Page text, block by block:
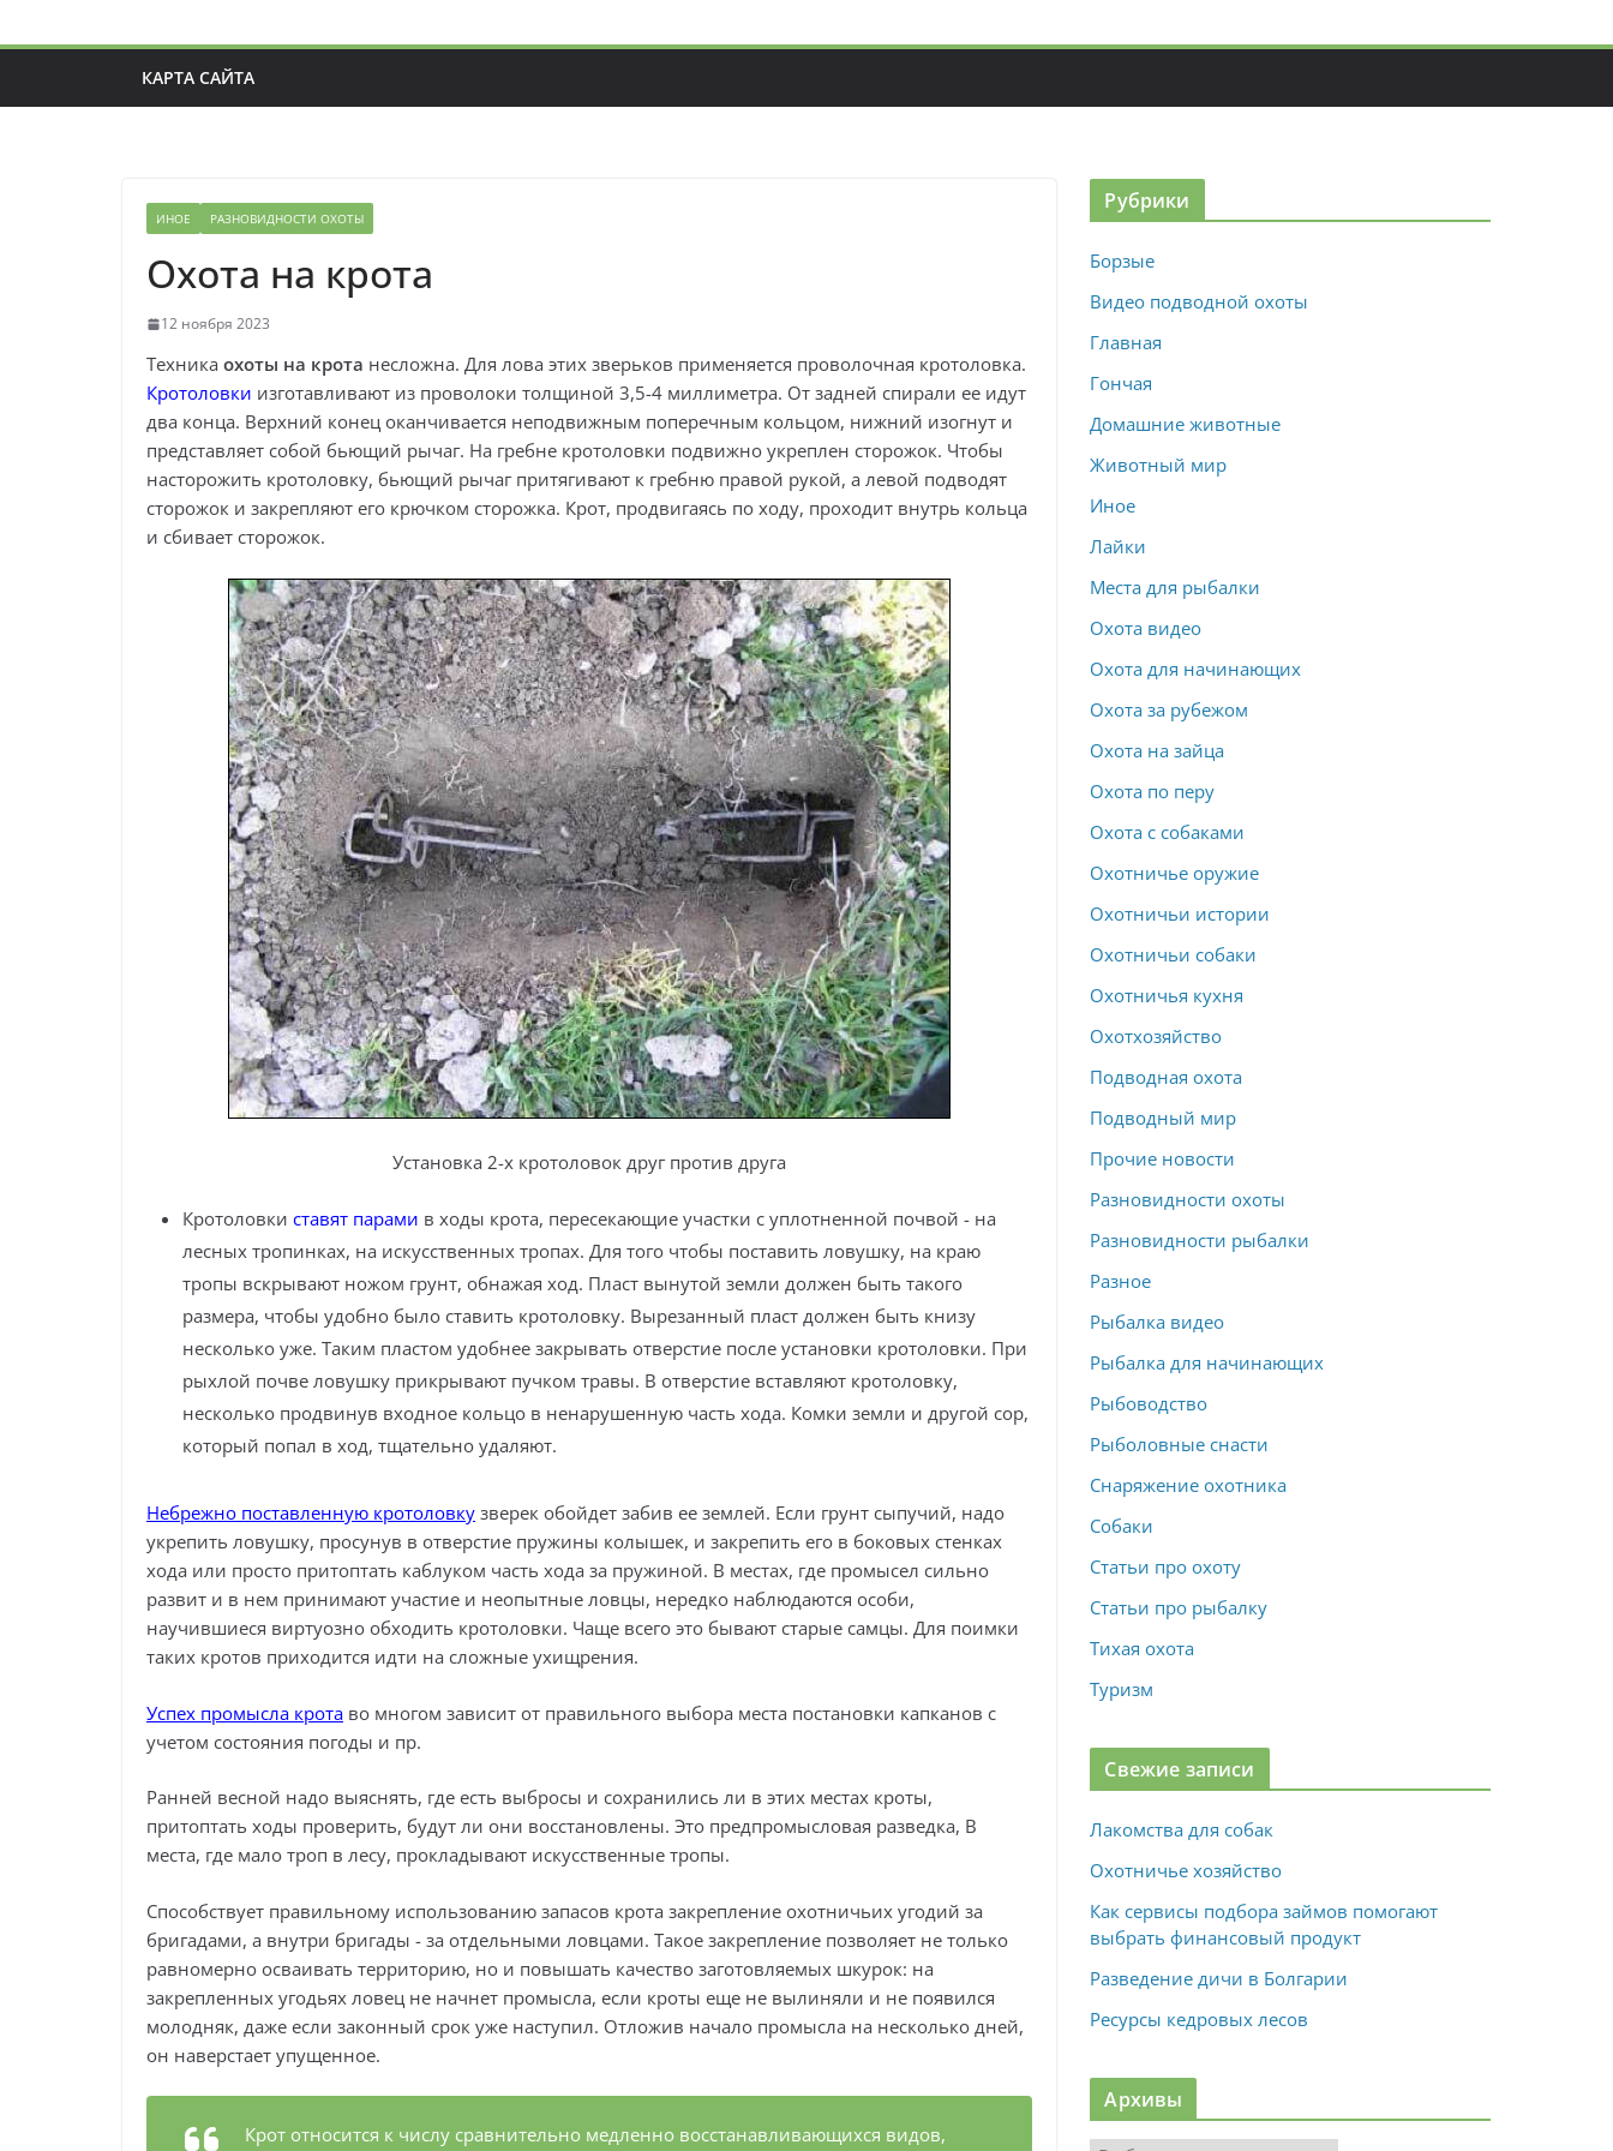
КАРТА САЙТА
ИНОЕ РАЗНОВИДНОСТИ ОХОТЫ
Охота на крота
12 ноября 2023
Техника охоты на крота несложна. Для лова этих зверьков применяется проволочная кротоловка.
Кротоловки изготавливают из проволоки толщиной 3,5-4 миллиметра. От задней спирали ее идут
два конца. Верхний конец оканчивается неподвижным поперечным кольцом, нижний изогнут и
представляет собой бьющий рычаг. На гребне кротоловки подвижно укреплен сторожок. Чтобы
насторожить кротоловку, бьющий рычаг притягивают к гребню правой рукой, а левой подводят
сторожок и закрепляют его крючком сторожка. Крот, продвигаясь по ходу, проходит внутрь кольца
и сбивает сторожок.
Установка 2-х кротоловок друг против друга
Кротоловки ставят парами в ходы крота, пересекающие участки с уплотненной почвой - на
лесных тропинках, на искусственных тропах. Для того чтобы поставить ловушку, на краю
тропы вскрывают ножом грунт, обнажая ход. Пласт вынутой земли должен быть такого
размера, чтобы удобно было ставить кротоловку. Вырезанный пласт должен быть книзу
несколько уже. Таким пластом удобнее закрывать отверстие после установки кротоловки. При
рыхлой почве ловушку прикрывают пучком травы. В отверстие вставляют кротоловку,
несколько продвинув входное кольцо в ненарушенную часть хода. Комки земли и другой сор,
который попал в ход, тщательно удаляют.
Небрежно поставленную кротоловку зверек обойдет забив ее землей. Если грунт сыпучий, надо
укрепить ловушку, просунув в отверстие пружины колышек, и закрепить его в боковых стенках
хода или просто притоптать каблуком часть хода за пружиной. В местах, где промысел сильно
развит и в нем принимают участие и неопытные ловцы, нередко наблюдаются особи,
научившиеся виртуозно обходить кротоловки. Чаще всего это бывают старые самцы. Для поимки
таких кротов приходится идти на сложные ухищрения.
Успех промысла крота во многом зависит от правильного выбора места постановки капканов с
учетом состояния погоды и пр.
Ранней весной надо выяснять, где есть выбросы и сохранились ли в этих местах кроты,
притоптать ходы проверить, будут ли они восстановлены. Это предпромысловая разведка, В
места, где мало троп в лесу, прокладывают искусственные тропы.
Способствует правильному использованию запасов крота закрепление охотничьих угодий за
бригадами, а внутри бригады - за отдельными ловцами. Такое закрепление позволяет не только
равномерно осваивать территорию, но и повышать качество заготовляемых шкурок: на
закрепленных угодьях ловец не начнет промысла, если кроты еще не вылиняли и не появился
молодняк, даже если законный срок уже наступил. Отложив начало промысла на несколько дней,
он наверстает упущенное.
Крот относится к числу сравнительно медленно восстанавливающихся видов,
Рубрики
Борзые
Видео подводной охоты
Главная
Гончая
Домашние животные
Животный мир
Иное
Лайки
Места для рыбалки
Охота видео
Охота для начинающих
Охота за рубежом
Охота на зайца
Охота по перу
Охота с собаками
Охотничье оружие
Охотничьи истории
Охотничьи собаки
Охотничья кухня
Охотхозяйство
Подводная охота
Подводный мир
Прочие новости
Разновидности охоты
Разновидности рыбалки
Разное
Рыбалка видео
Рыбалка для начинающих
Рыбоводство
Рыболовные снасти
Снаряжение охотника
Собаки
Статьи про охоту
Статьи про рыбалку
Тихая охота
Туризм
Свежие записи
Лакомства для собак
Охотничье хозяйство
Как сервисы подбора займов помогают
выбрать финансовый продукт
Разведение дичи в Болгарии
Ресурсы кедровых лесов
Архивы